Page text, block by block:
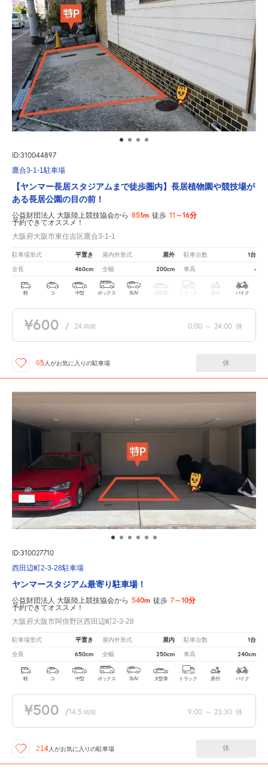
ID:310044897
鷹合3-1-1駐車場
【ヤンマー長居スタジアムまで徒歩圏内】長居植物園や競技場が
ある長居公園の目の前！
公益財団法人 大阪陸上競技協会から 851m 徒歩 11～16分
予約できてオススメ！
大阪府大阪市東住吉区鷹合3-1-1
駐車場形式 平置き 屋内外形式 屋外 駐車台数 1台
全長 460cm 全幅 200cm 車高 -
軽 コ 中型 ボックス SUV 大型車 トラック 原付 バイク
¥600 / 24 時間 0:00 ～ 24:00 休
65人がお気に入りの駐車場 休
ID:310027710
西田辺町2-3-28駐車場
ヤンマースタジアム最寄り駐車場！
公益財団法人 大阪陸上競技協会から 540m 徒歩 7～10分
予約できてオススメ！
大阪府大阪市阿倍野区西田辺町2-3-28
駐車場形式 平置き 屋内外形式 屋内 駐車台数 1台
全長 650cm 全幅 250cm 車高 240cm
軽 コ 中型 ボックス SUV 大型車 トラック 原付 バイク
¥500 /14.5 時間 9:00 ～ 23:30 休
214 人がお気に入りの駐車場 休